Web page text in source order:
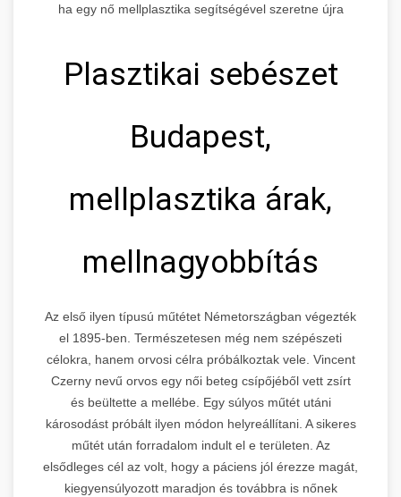
ha egy nő mellplasztika segítségével szeretne újra
Plasztikai sebészet
Budapest,
mellplasztika árak,
mellnagyobbítás
Az első ilyen típusú műtétet Németországban végezték
el 1895-ben. Természetesen még nem szépészeti
célokra, hanem orvosi célra próbálkoztak vele. Vincent
Czerny nevű orvos egy női beteg csípőjéből vett zsírt
és beültette a mellébe. Egy súlyos műtét utáni
károsodást próbált ilyen módon helyreállítani. A sikeres
műtét után forradalom indult el e területen. Az
elsődleges cél az volt, hogy a páciens jól érezze magát,
kiegyensúlyozott maradjon és továbbra is nőnek